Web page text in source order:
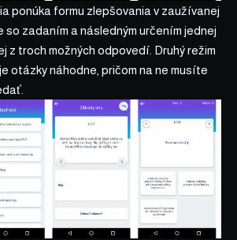
ponúka formu zlepšovania v zaužívanej
so zadaním a následným určením jednej
z troch možných odpovedí. Druhý režim
otázky náhodne, pričom na ne musíte